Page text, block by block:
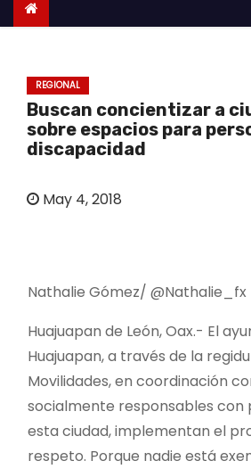
t
REGIONAL
Buscan concientizar a
sobre espacios para
discapacidad
May 4, 2018
Nathalie Gómez/ @Nathalie_fx
Huajuapan de León, Oax.- El
Huajuapan, a través de la
Movilidades, en coordinación
socialmente responsables con
esta ciudad, implementan el
respeto. Porque nadie está